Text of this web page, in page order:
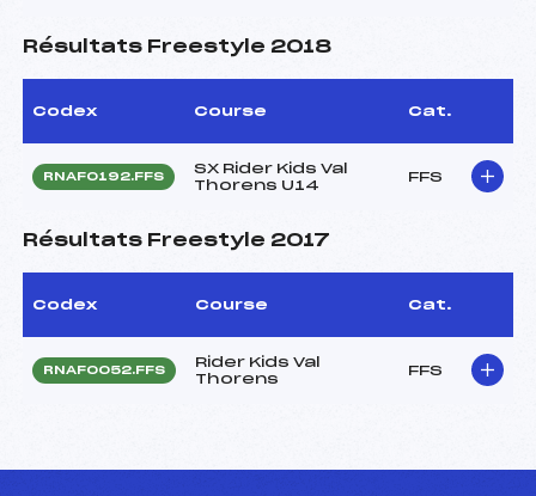
Résultats Freestyle 2018
Codex Course Cat.
RNAF0192.FFS
SX Rider Kids Val
Thorens U14
FFS
Résultats Freestyle 2017
Codex Course Cat.
RNAF0052.FFS
Rider Kids Val
Thorens
FFS